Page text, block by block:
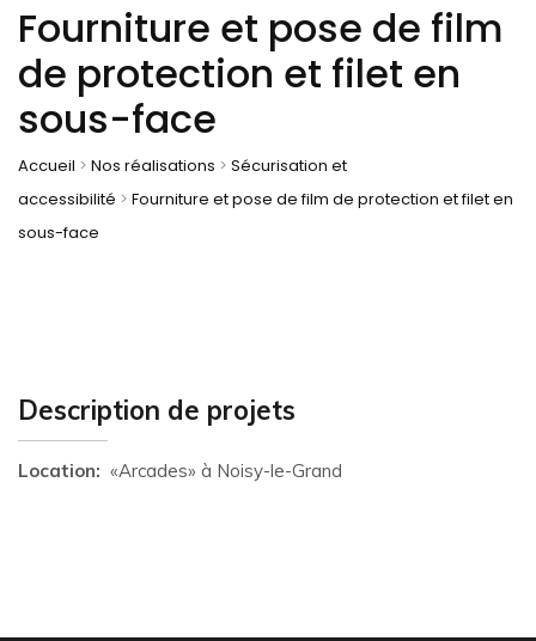
Fourniture et pose de film
de protection et filet en
sous-face
Accueil > Nos réalisations > Sécurisation et
accessibilité > Fourniture et pose de film de protection et filet en
sous-face
Description de projets
Location: «Arcades» à Noisy-le-Grand